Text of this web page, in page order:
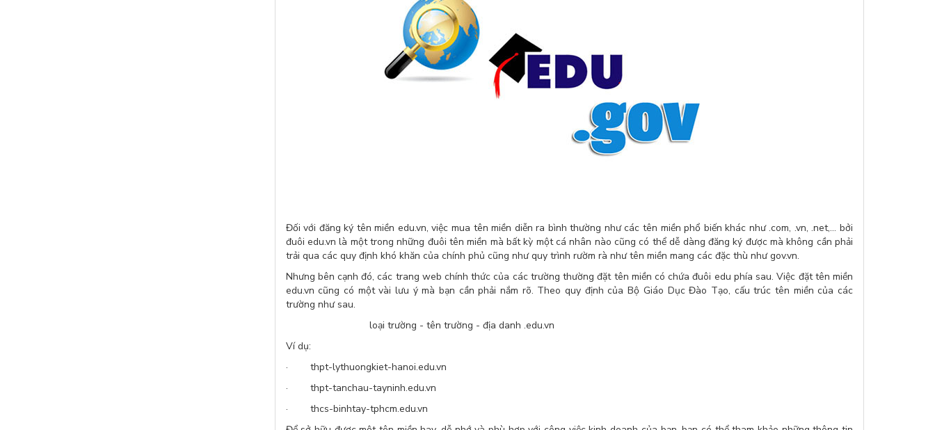
Đối với đăng ký tên miền edu.vn, việc mua tên miền diễn ra bình thường như các tên miền phổ biến khác như .com, .vn, .net,… bởi
đuôi edu.vn là một trong những đuôi tên miền mà bất kỳ một cá nhân nào cũng có thể dễ dàng đăng ký được mà không cần phải
trải qua các quy định khó khăn của chính phủ cũng như quy trình rườm rà như tên miền mang các đặc thù như gov.vn.
Nhưng bên cạnh đó, các trang web chính thức của các trường thường đặt tên miền có chứa đuôi edu phía sau. Việc đặt tên miền
edu.vn cũng có một vài lưu ý mà bạn cần phải nắm rõ. Theo quy định của Bộ Giáo Dục Đào Tạo, cấu trúc tên miền của các
trường như sau.
loại trường - tên trường - địa danh .edu.vn
Ví dụ:
· thpt-lythuongkiet-hanoi.edu.vn
· thpt-tanchau-tayninh.edu.vn
· thcs-binhtay-tphcm.edu.vn